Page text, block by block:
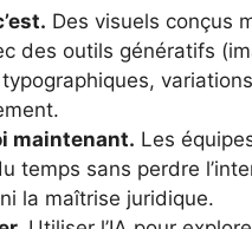
Des visuels conçus
des outils génératifs
maintenant. Les
temps sans perdre
la maîtrise juridique.